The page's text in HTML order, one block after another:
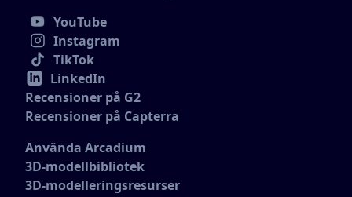
YouTube
Instagram
TikTok
LinkedIn
Recensioner på G2
Recensioner på Capterra
Använda Arcadium
3D-modellbibliotek
3D-modelleringsresurser